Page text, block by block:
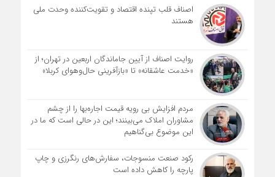
اصناف قلب تپنده اقتصاد و تقویت‌کننده وحدت ملی
هستند
روایت اصناف از آیین جاماندگان اربعین در تهران؛ از
«خدمت عاشقانه» تا «بازآفرینی حال‌وهوای کربلا»
مردم افزایش بی رویه قیمت اجاره‌بها را از چشم
مشاوران املاک می‌بینند؛ این در حالی است که ما در
این موضوع بی‌گناهیم
رکود صنعت منسوجات، سفارش‌های رنگرزی و چاپ
پارچه را کاهش داده است